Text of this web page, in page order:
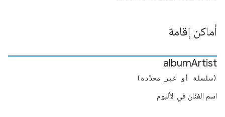
أماكن إقامة
albumArtist
(سلسلة أو غير محدّدة)
اسم الفنّان في الألبوم